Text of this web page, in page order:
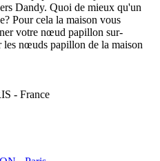
Dandy. Quoi de mieux qu'un
Pour cela la maison vous
votre nœud papillon sur-
les nœuds papillon de la maison
- France